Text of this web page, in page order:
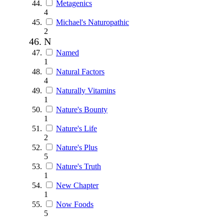
Metagenics
4
Michael's Naturopathic
2
N
Named
1
Natural Factors
4
Naturally Vitamins
1
Nature's Bounty
1
Nature's Life
2
Nature's Plus
5
Nature's Truth
1
New Chapter
1
Now Foods
5